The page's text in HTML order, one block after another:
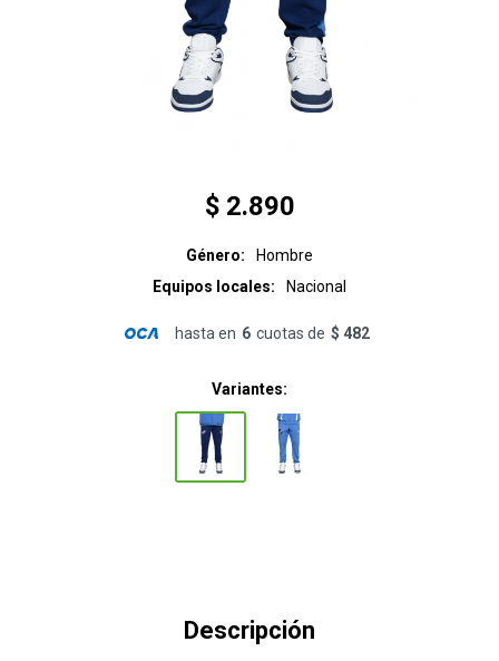
$ 2.890
Género
Hombre
Equipos locales
Nacional
hasta en 6 cuotas de $ 482
Variantes:
Descripción